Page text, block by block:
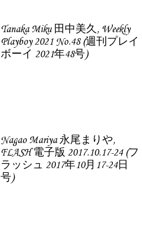
Tanaka Miku 田中美久, Weekly
Playboy 2021 No.48 (週刊プレイ
ボーイ 2021年48号)
Nagao Mariya 永尾まりや,
FLASH 電子版 2017.10.17-24 (フ
ラッシュ 2017年10月17-24日
号)